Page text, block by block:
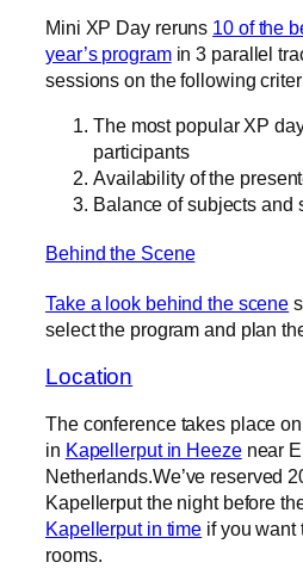
Mini XP Day reruns 10 of the
year’s programin 3 parallel
sessions on the following
The most popular XP
participants
Availability of the
Balance of subjects and
Behind the Scene
Take a look behind the scene
select the program and plan
Location
The conference takes place
in Kapellerput in Heezenear
Netherlands.We’ve reserved
Kapellerput the night before
Kapellerput in time if you want
rooms.